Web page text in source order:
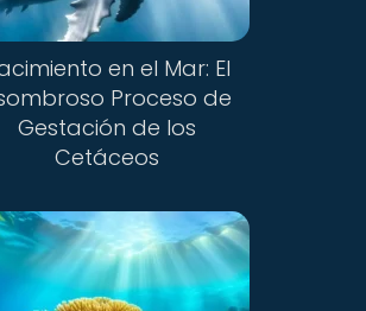
en el Mar: El
Proceso de
Gestación de los
Cetáceos